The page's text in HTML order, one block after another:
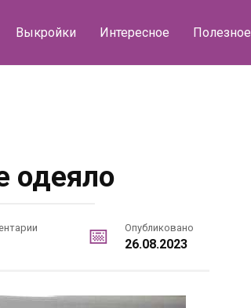
Выкройки Интересное Полезное
одеяло
Опубликовано
26.08.2023